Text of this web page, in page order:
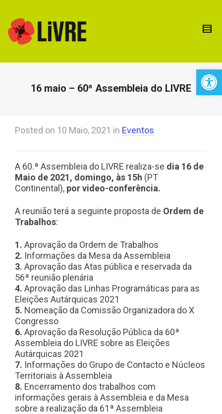
16 maio – 60ª Assembleia do LIVRE
Posted on 10 Maio, 2021 in Eventos
A 60.ª Assembleia do LIVRE realiza-se dia 16 de
Maio de 2021, domingo, às 15h (PT
Continental), por video-conferência.
A reunião terá a seguinte proposta de Ordem de
Trabalhos:
1. Aprovação da Ordem de Trabalhos
2. Informações da Mesa da Assembleia
3. Aprovação das Atas pública e reservada da
56ª reunião plenária
4. Aprovação das Linhas Programáticas para as
Eleições Autárquicas 2021
5. Nomeação da Comissão Organizadora do X
Congresso
6. Aprovação da Resolução Pública da 60ª
Assembleia do LIVRE sobre as Eleições
Autárquicas 2021
7. Informações do Grupo de Contacto e Núcleos
Territoriais à Assembleia
8. Encerramento dos trabalhos com
informações gerais à Assembleia e da Mesa
sobre a realização da 61ª Assembleia